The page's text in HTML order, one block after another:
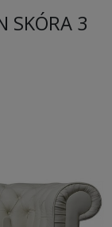
SKÓRA 3